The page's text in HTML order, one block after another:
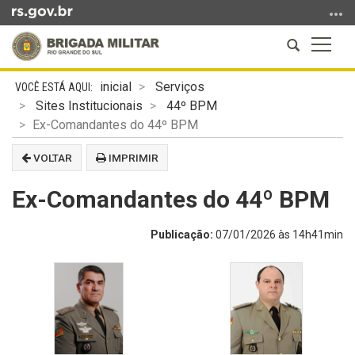
para
conteúdo
para
menu
a
Abrir
a
Início
conteúdo
inicial
Serviços
Sites Institucionais
44º BPM
Ex-Comandantes do 44º BPM
VOLTAR IMPRIMIR
Ex-Comandantes do 44º BPM
Publicação: 07/01/2026 às 14h41min